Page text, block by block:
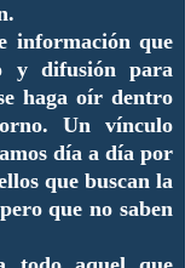
información que
y difusión para
haga oír dentro
Un vínculo
día a día por
que buscan la
que no saben